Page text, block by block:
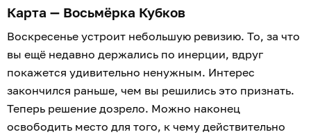
Карта — Восьмёрка Кубков
Воскресенье устроит небольшую ревизию. То, за что
вы ещё недавно держались по инерции, вдруг
покажется удивительно ненужным. Интерес
закончился раньше, чем вы решились это признать.
Теперь решение дозрело. Можно наконец
освободить место для того, к чему действительно